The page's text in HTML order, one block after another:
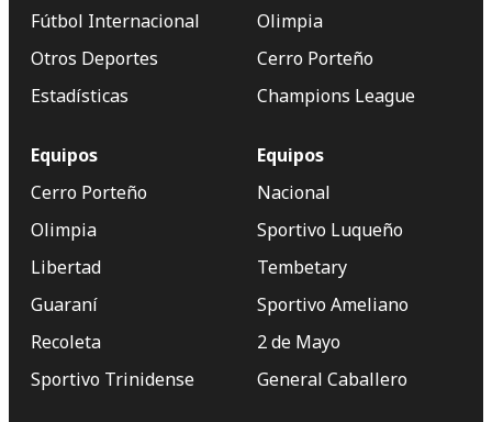
Fútbol Internacional
Otros Deportes
Estadísticas
Olimpia
Cerro Porteño
Champions League
Equipos
Cerro Porteño
Olimpia
Libertad
Guaraní
Recoleta
Sportivo Trinidense
Equipos
Nacional
Sportivo Luqueño
Tembetary
Sportivo Ameliano
2 de Mayo
General Caballero